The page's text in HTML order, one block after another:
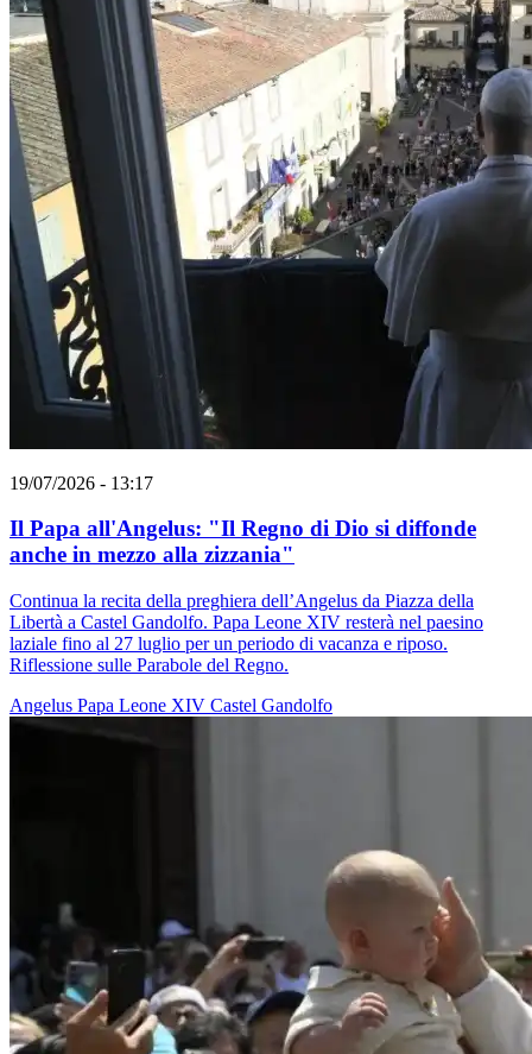
19/07/2026 - 13:17
Il Papa all'Angelus: "Il Regno di Dio si diffonde
anche in mezzo alla zizzania"
Continua la recita della preghiera dell’Angelus da Piazza della
Libertà a Castel Gandolfo. Papa Leone XIV resterà nel paesino
laziale fino al 27 luglio per un periodo di vacanza e riposo.
Riflessione sulle Parabole del Regno.
Angelus Papa Leone XIV Castel Gandolfo